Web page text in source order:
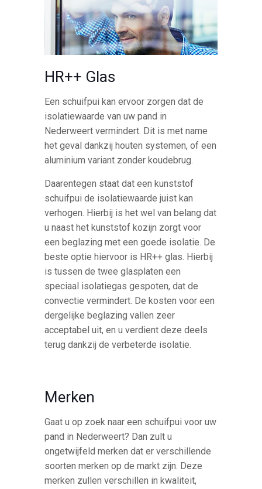
HR++ Glas
Een schuifpui kan ervoor zorgen dat de
isolatiewaarde van uw pand in
Nederweert vermindert. Dit is met name
het geval dankzij houten systemen, of een
aluminium variant zonder koudebrug.
Daarentegen staat dat een kunststof
schuifpui de isolatiewaarde juist kan
verhogen. Hierbij is het wel van belang dat
u naast het kunststof kozijn zorgt voor
een beglazing met een goede isolatie. De
beste optie hiervoor is HR++ glas. Hierbij
is tussen de twee glasplaten een
speciaal isolatiegas gespoten, dat de
convectie vermindert. De kosten voor een
dergelijke beglazing vallen zeer
acceptabel uit, en u verdient deze deels
terug dankzij de verbeterde isolatie.
Merken
Gaat u op zoek naar een schuifpui voor uw
pand in Nederweert? Dan zult u
ongetwijfeld merken dat er verschillende
soorten merken op de markt zijn. Deze
merken zullen verschillen in kwaliteit,